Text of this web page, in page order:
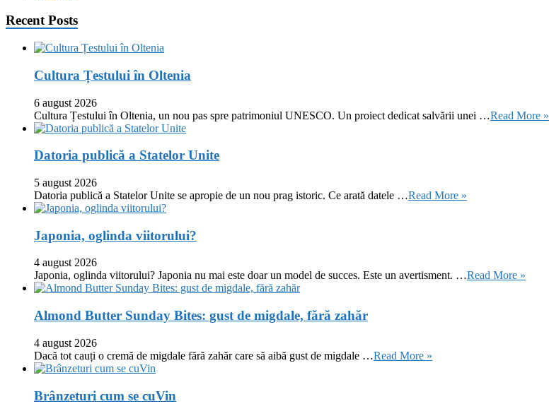
Recent Posts
Cultura Țestului în Oltenia
6 august 2026
Cultura Țestului în Oltenia, un nou pas spre patrimoniul UNESCO. Un proiect dedicat salvării unei …Read More »
Datoria publică a Statelor Unite
5 august 2026
Datoria publică a Statelor Unite se apropie de un nou prag istoric. Ce arată datele …Read More »
Japonia, oglinda viitorului?
4 august 2026
Japonia, oglinda viitorului? Japonia nu mai este doar un model de succes. Este un avertisment. …Read More »
Almond Butter Sunday Bites: gust de migdale, fără zahăr
4 august 2026
Dacă tot cauți o cremă de migdale fără zahăr care să aibă gust de migdale …Read More »
Brânzeturi cum se cuVin